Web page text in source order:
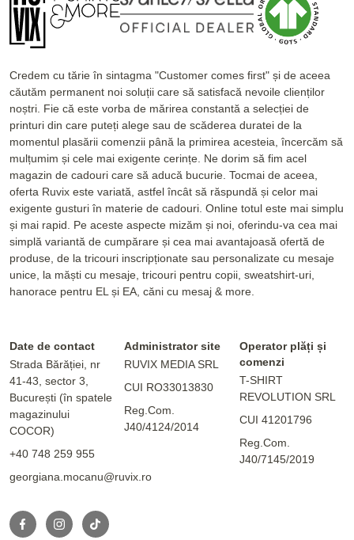
Credem cu tărie în sintagma "Customer comes first" și de aceea
căutăm permanent noi soluții care să satisfacă nevoile clienților
noștri. Fie că este vorba de mărirea constantă a selecției de
printuri din care puteți alege sau de scăderea duratei de la
momentul plasării comenzii până la primirea acesteia, încercăm să
mulțumim și cele mai exigente cerințe. Ne dorim să fim acel
magazin de cadouri care să aducă bucurie. Tocmai de aceea,
oferta Ruvix este variată, astfel încât să răspundă și celor mai
exigente gusturi în materie de cadouri. Online totul este mai simplu
și mai rapid. Pe aceste aspecte mizăm și noi, oferindu-va cea mai
simplă variantă de cumpărare și cea mai avantajoasă ofertă de
produse, de la tricouri inscripționate sau personalizate cu mesaje
unice, la măști cu mesaje, tricouri pentru copii, sweatshirt-uri,
hanorace pentru EL și EA, căni cu mesaj & more.
Date de contact
Strada Bărăției, nr
41-43, sector 3,
București (în spatele
magazinului
COCOR)
+40 748 259 955
georgiana.mocanu@ruvix.ro
Administrator site
RUVIX MEDIA SRL
CUI RO33013830
Reg.Com.
J40/4124/2014
Operator plăți și
comenzi
T-SHIRT
REVOLUTION SRL
CUI 41201796
Reg.Com.
J40/7145/2019